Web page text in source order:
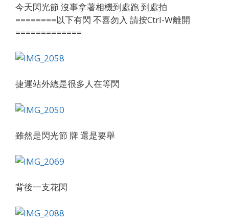
今天閃光節 沒事拿著相機到處跑 到處拍
========以下有閃 不喜勿入 請按Ctrl-W離開
=============
捷運站外總是很多人在等閃
雖然是閃光節 牌 還是要舉
背後一支花閃